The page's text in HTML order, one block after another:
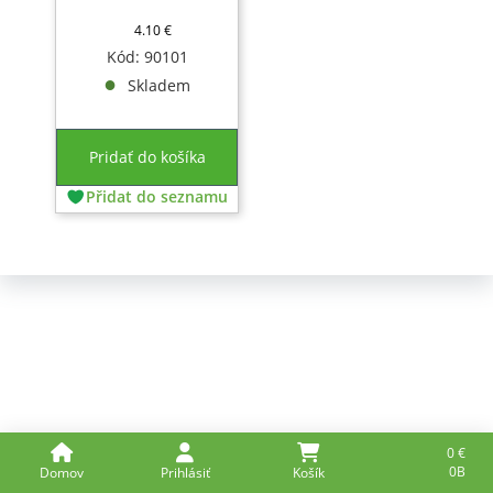
4.10€
Kód: 90101
Skladem
Pridať do košíka
Přidat do seznamu
Domov Prihlásiť Košík
0€
0B